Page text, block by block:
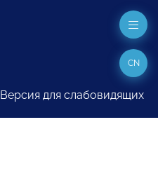
Версия для слабовидящих
CN